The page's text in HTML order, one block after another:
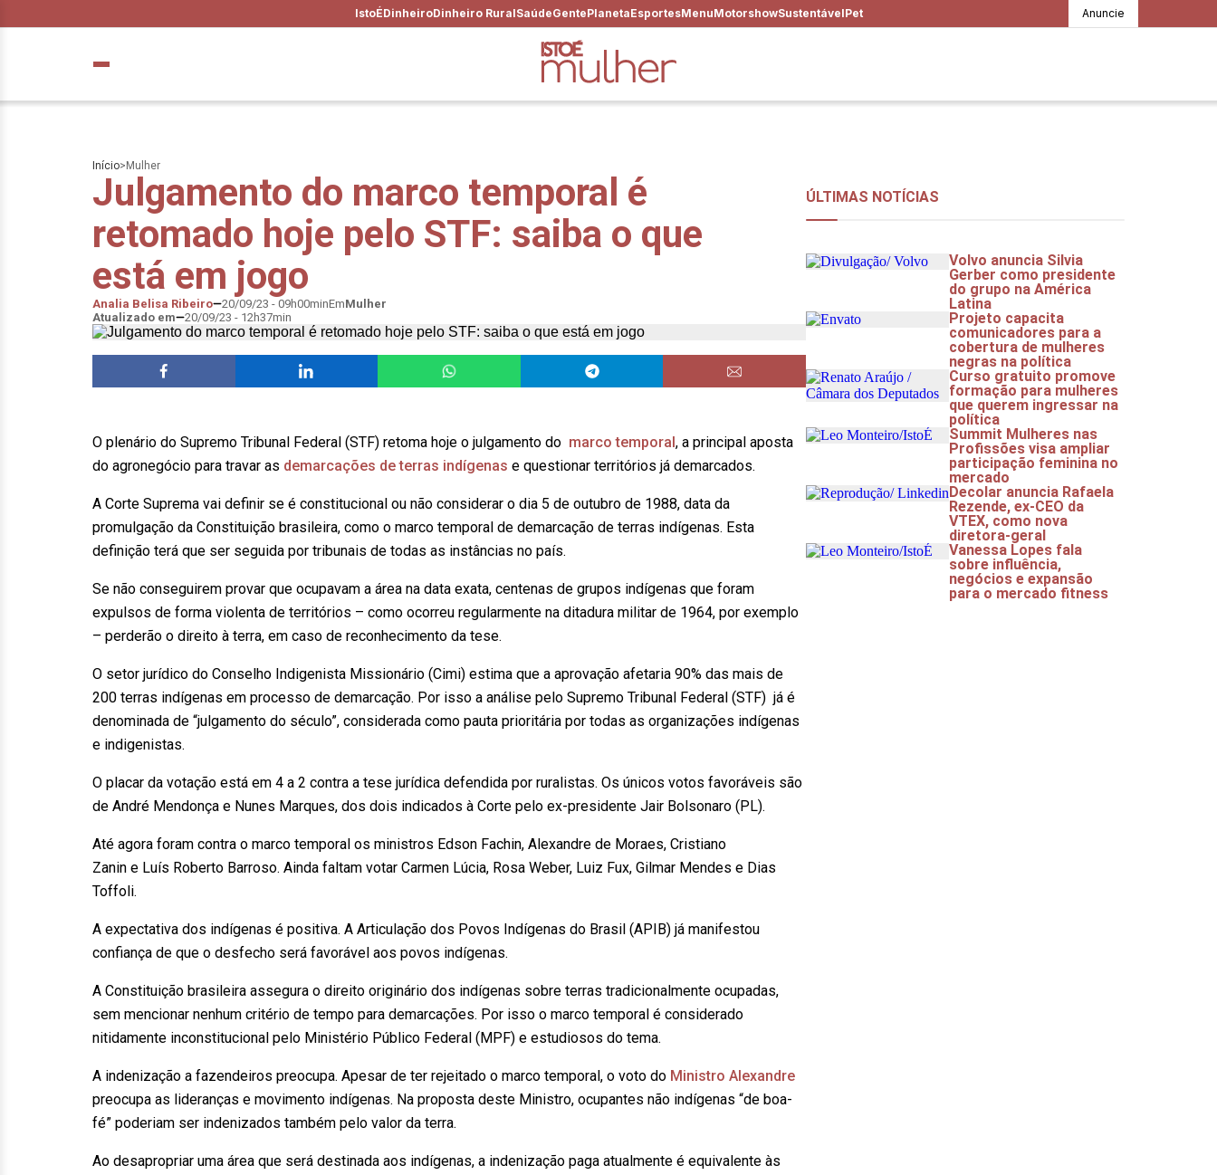
IstoÉDinheiroDinheiro RuralSaúdeGentePlanetaEsportesMenuMotorshowSustentávelPet Anuncie
Início> Mulher
Julgamento do marco temporal é
retomado hoje pelo STF: saiba o que
está em jogo
Analia Belisa Ribeiro 20/09/23 - 09h00minEmMulher
Atualizado em
20/09/23 - 12h37min
O plenário do Supremo Tribunal Federal (STF) retoma hoje o julgamento do marco temporal, a principal aposta
do agronegócio para travar as demarcações de terras indígenas e questionar territórios já demarcados.
A Corte Suprema vai definir se é constitucional ou não considerar o dia 5 de outubro de 1988, data da
promulgação da Constituição brasileira, como o marco temporal de demarcação de terras indígenas. Esta
definição terá que ser seguida por tribunais de todas as instâncias no país.
Se não conseguirem provar que ocupavam a área na data exata, centenas de grupos indígenas que foram
expulsos de forma violenta de territórios – como ocorreu regularmente na ditadura militar de 1964, por exemplo
– perderão o direito à terra, em caso de reconhecimento da tese.
O setor jurídico do Conselho Indigenista Missionário (Cimi) estima que a aprovação afetaria 90% das mais de
200 terras indígenas em processo de demarcação. Por isso a análise pelo Supremo Tribunal Federal (STF) já é
denominada de “julgamento do século”, considerada como pauta prioritária por todas as organizações indígenas
e indigenistas.
O placar da votação está em 4 a 2 contra a tese jurídica defendida por ruralistas. Os únicos votos favoráveis são
de André Mendonça e Nunes Marques, dos dois indicados à Corte pelo ex-presidente Jair Bolsonaro (PL).
Até agora foram contra o marco temporal os ministros Edson Fachin, Alexandre de Moraes, Cristiano
Zanin e Luís Roberto Barroso. Ainda faltam votar Carmen Lúcia, Rosa Weber, Luiz Fux, Gilmar Mendes e Dias
Toffoli.
A expectativa dos indígenas é positiva. A Articulação dos Povos Indígenas do Brasil (APIB) já manifestou
confiança de que o desfecho será favorável aos povos indígenas.
A Constituição brasileira assegura o direito originário dos indígenas sobre terras tradicionalmente ocupadas,
sem mencionar nenhum critério de tempo para demarcações. Por isso o marco temporal é considerado
nitidamente inconstitucional pelo Ministério Público Federal (MPF) e estudiosos do tema.
A indenização a fazendeiros preocupa. Apesar de ter rejeitado o marco temporal, o voto do Ministro Alexandre
preocupa as lideranças e movimento indígenas. Na proposta deste Ministro, ocupantes não indígenas “de boa-
fé” poderiam ser indenizados também pelo valor da terra.
Ao desapropriar uma área que será destinada aos indígenas, a indenização paga atualmente é equivalente às